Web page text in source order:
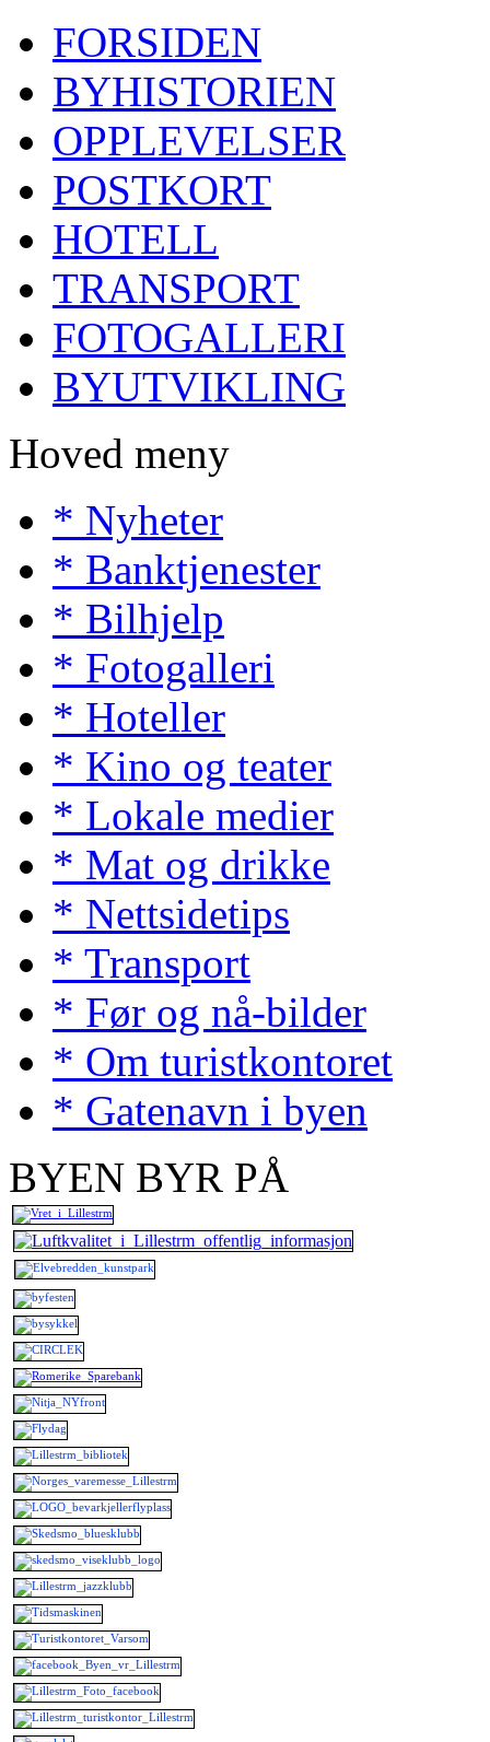
FORSIDEN
BYHISTORIEN
OPPLEVELSER
POSTKORT
HOTELL
TRANSPORT
FOTOGALLERI
BYUTVIKLING
Hoved meny
* Nyheter
* Banktjenester
* Bilhjelp
* Fotogalleri
* Hoteller
* Kino og teater
* Lokale medier
* Mat og drikke
* Nettsidetips
* Transport
* Før og nå-bilder
* Om turistkontoret
* Gatenavn i byen
BYEN BYR PÅ